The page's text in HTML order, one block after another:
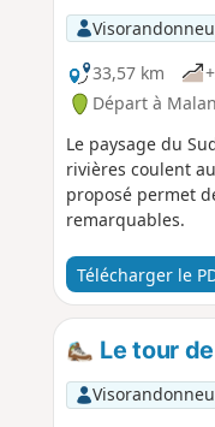
33,57 km
Départ à
Le paysage du
rivières coulent
proposé permet
remarquables.
Télécharger le
Le tour